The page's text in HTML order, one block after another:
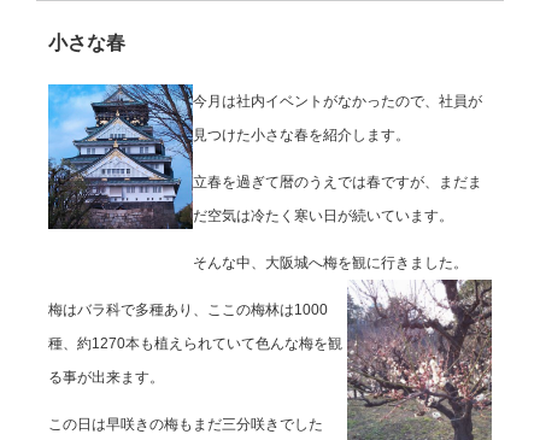
小さな春
今月は社内イベントがなかったので、社員が
見つけた小さな春を紹介します。
立春を過ぎて暦のうえでは春ですが、まだま
だ空気は冷たく寒い日が続いています。
そんな中、大阪城へ梅を観に行きました。
梅はバラ科で多種あり、ここの梅林は1000
種、約1270本も植えられていて色んな梅を観
る事が出来ます。
この日は早咲きの梅もまだ三分咲きでした